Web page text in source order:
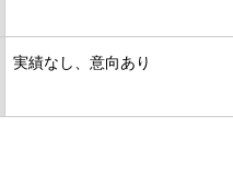
実績なし、意向あり